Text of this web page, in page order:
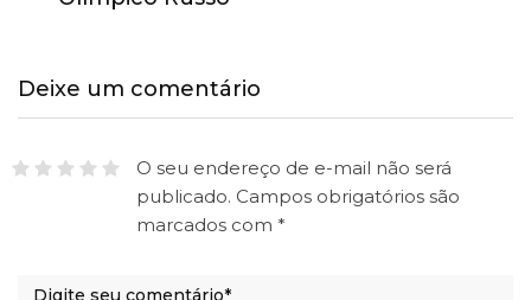
Deixe um comentário
O seu endereço de e-mail não será
publicado. Campos obrigatórios são
marcados com *